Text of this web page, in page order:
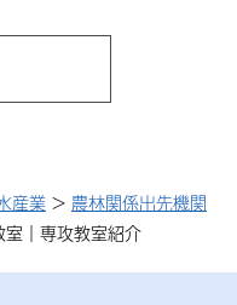
産業 > 農林関係出先機関
｜専攻教室紹介